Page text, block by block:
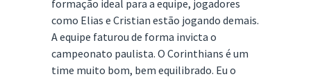
formação ideal para a equipe, jogadores
como Elias e Cristian estão jogando demais.
A equipe faturou de forma invicta o
campeonato paulista. O Corinthians é um
time muito bom, bem equilibrado. Eu o